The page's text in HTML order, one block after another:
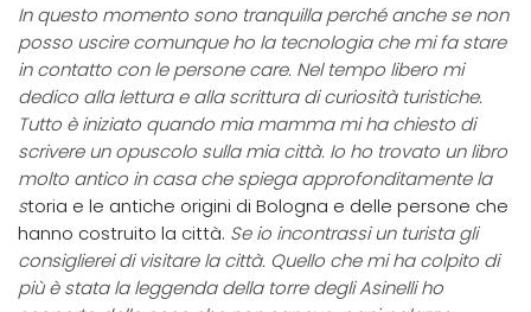
In questo momento sono tranquilla perché anche se non
posso uscire comunque ho la tecnologia che mi fa stare
in contatto con le persone care. Nel tempo libero mi
dedico alla lettura e alla scrittura di curiosità turistiche.
Tutto è iniziato quando mia mamma mi ha chiesto di
scrivere un opuscolo sulla mia città. Io ho trovato un libro
molto antico in casa che spiega approfonditamente la
storia e le antiche origini di Bologna e delle persone che
hanno costruito la città. Se io incontrassi un turista gli
consiglierei di visitare la città. Quello che mi ha colpito di
più è stata la leggenda della torre degli Asinelli ho